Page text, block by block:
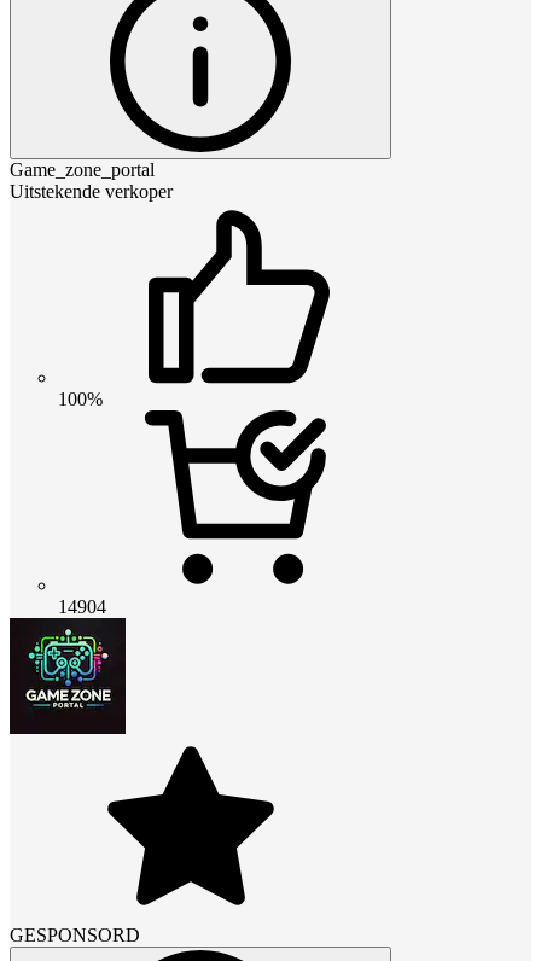
Game_zone_portal
Uitstekende verkoper
100%
14904
GESPONSORD